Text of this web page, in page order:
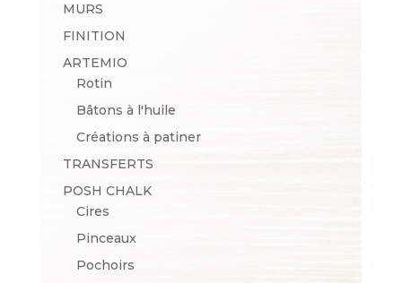
MURS
FINITION
ARTEMIO
Rotin
Bâtons à l'huile
Créations à patiner
TRANSFERTS
POSH CHALK
Cires
Pinceaux
Pochoirs